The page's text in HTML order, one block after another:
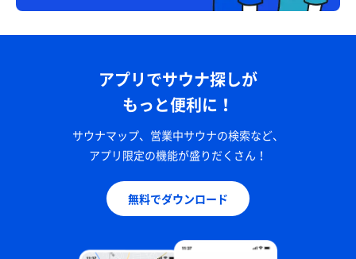
アプリでサウナ探しが
もっと便利に！
サウナマップ、営業中サウナの検索など、
アプリ限定の機能が盛りだくさん！
無料でダウンロード